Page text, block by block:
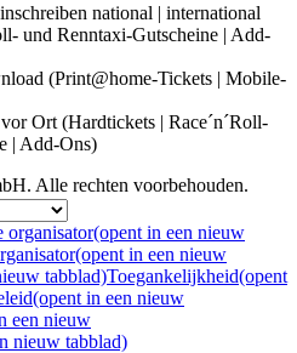
national | international
und Renntaxi-Gutscheine | Add-
(Print@home-Tickets | Mobile-
Ort (Hardtickets | Race´n´Roll-
| Add-Ons)
. Alle rechten voorbehouden.
organisator(opent in een nieuw
(opent in een nieuw
tabblad)Toegankelijkheid(opent
(opent in een nieuw
een nieuw
nieuw tabblad)